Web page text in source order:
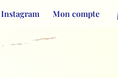
Instagram Mon compte